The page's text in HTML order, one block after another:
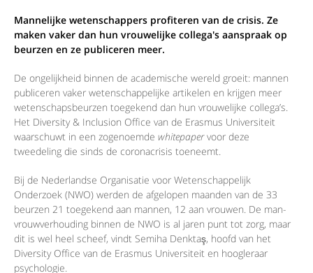
Mannelijke wetenschappers profiteren van de crisis. Ze
maken vaker dan hun vrouwelijke collega's aanspraak op
beurzen en ze publiceren meer.
De ongelijkheid binnen de academische wereld groeit: mannen
publiceren vaker wetenschappelijke artikelen en krijgen meer
wetenschapsbeurzen toegekend dan hun vrouwelijke collega’s.
Het Diversity & Inclusion Office van de Erasmus Universiteit
waarschuwt in een zogenoemde whitepapervoor deze
tweedeling die sinds de coronacrisis toeneemt.
Bij de Nederlandse Organisatie voor Wetenschappelijk
Onderzoek (NWO) werden de afgelopen maanden van de 33
beurzen 21 toegekend aan mannen, 12 aan vrouwen. De man-
vrouwverhouding binnen de NWO is al jaren punt tot zorg, maar
dit is wel heel scheef, vindt Semiha Denktaş, hoofd van het
Diversity Office van de Erasmus Universiteit en hoogleraar
psychologie.